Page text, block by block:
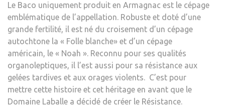
Le Baco uniquement produit en Armagnac est le cépage
emblématique de l’appellation. Robuste et doté d’une
grande fertilité, il est né du croisement d’un cépage
autochtone la « Folle blanche» et d’un cépage
américain, le « Noah ». Reconnu pour ses qualités
organoleptiques, il l’est aussi pour sa résistance aux
gelées tardives et aux orages violents. C’est pour
mettre cette histoire et cet héritage en avant que le
Domaine Laballe a décidé de créer le Résistance.